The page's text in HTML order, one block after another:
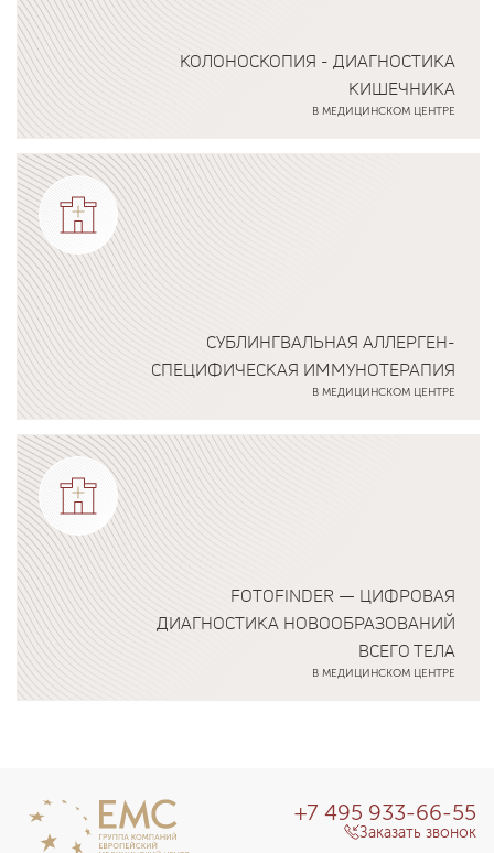
КОЛОНОСКОПИЯ - ДИАГНОСТИКА
КИШЕЧНИКА
В МЕДИЦИНСКОМ ЦЕНТРЕ
Подробнее о программе
СУБЛИНГВАЛЬНАЯ АЛЛЕРГЕН-
СПЕЦИФИЧЕСКАЯ ИММУНОТЕРАПИЯ
В МЕДИЦИНСКОМ ЦЕНТРЕ
Подробнее о программе
FOTOFINDER — ЦИФРОВАЯ
ДИАГНОСТИКА НОВООБРАЗОВАНИЙ
ВСЕГО ТЕЛА
В МЕДИЦИНСКОМ ЦЕНТРЕ
+7 495 933-66-55
Заказать звонок